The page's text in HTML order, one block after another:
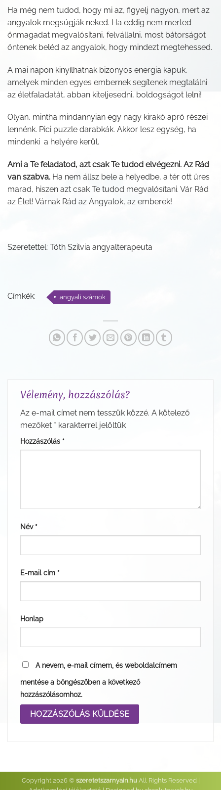
Ha még nem tudod, hogy mi az, figyelj nagyon, mert az
angyalok megsúgják neked. Ha eddig nem merted
önmagadat megvalósítani, felvállalni, most bátorságot
öntenek beléd az angyalok, hogy mindezt megtehessed.
A mai napon kinyílhatnak bizonyos energia kapuk,
amelyek minden egyes embernek segítenek megtalálni
az életfaladatát, abban kiteljesedni, boldogságot lelni!
Olyan, mintha mindannyian egy nagy kirakó apró részei
lennénk. Pici puzzle darabkák. Akkor lesz egység, ha
mindenki a helyére kerül.
Ami a Te feladatod, azt csak Te tudod elvégezni. Az Rád
van szabva. Ha nem állsz bele a helyedbe, a tér ott üres
marad, hiszen azt csak Te tudod megvalósítani. Vár Rád
az Élet! Várnak Rád az Angyalok, az emberek!
Szeretettel: Tóth Szilvia angyalterapeuta
Címkék: angyali számok
Vélemény, hozzászólás?
Az e-mail címet nem tesszük közzé. A kötelező
mezőket * karakterrel jelöltük
Hozzászólás *
Név *
E-mail cím *
Honlap
A nevem, e-mail címem, és weboldalcímem
mentése a böngészőben a következő
hozzászólásomhoz.
Copyright 2026 © szeretetszarnyain.huAll Rights Reserved |